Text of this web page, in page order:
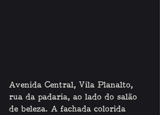
Avenida Central, Vila Planalto,
rua da padaria, ao lado do salão
de beleza. A fachada colorida